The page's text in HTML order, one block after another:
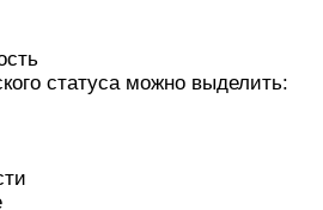
статуса можно выделить: